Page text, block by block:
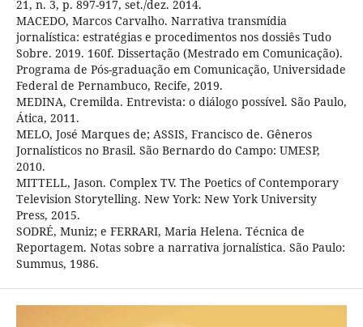
21, n. 3, p. 897-917, set./dez. 2014.
MACEDO, Marcos Carvalho. Narrativa transmídia
jornalística: estratégias e procedimentos nos dossiês Tudo
Sobre. 2019. 160f. Dissertação (Mestrado em Comunicação).
Programa de Pós-graduação em Comunicação, Universidade
Federal de Pernambuco, Recife, 2019.
MEDINA, Cremilda. Entrevista: o diálogo possível. São Paulo,
Ática, 2011.
MELO, José Marques de; ASSIS, Francisco de. Gêneros
Jornalísticos no Brasil. São Bernardo do Campo: UMESP,
2010.
MITTELL, Jason. Complex TV. The Poetics of Contemporary
Television Storytelling. New York: New York University
Press, 2015.
SODRÉ, Muniz; e FERRARI, Maria Helena. Técnica de
Reportagem. Notas sobre a narrativa jornalística. São Paulo:
Summus, 1986.